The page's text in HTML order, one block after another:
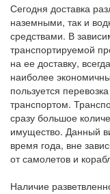
Сегодня доставка
наземными, так и
средствами. В
транспортируемой
на ее доставку,
наиболее
пользуется
транспортом.
сразу большое
имущество. Данный
время года, вне
от самолетов и
Наличие